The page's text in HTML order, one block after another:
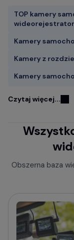
TOP kamery
Kamery
Kamery z
Kamery
Kamery
Rejestratory
Kamery
Rejestratory
Mini kamery do
Kamery
Czytaj więcej...
Obszerna baza